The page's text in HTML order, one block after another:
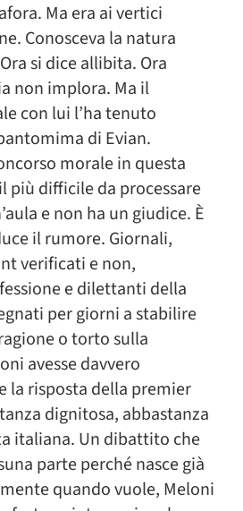
Ma era ai vertici
Conosceva la natura
si dice allibita. Ora
non implora. Ma il
con lui l’ha tenuto
di Evian.
morale in questa
più difficile da processare
e non ha un giudice. È
il rumore. Giornali,
verificati e non,
e dilettanti della
per giorni a stabilire
o torto sulla
avesse davvero
la risposta della premier
dignitosa, abbastanza
italiana. Un dibattito che
parte perché nasce già
quando vuole, Meloni